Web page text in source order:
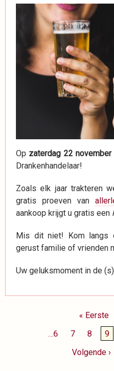
Op zaterdag 22 november
Drankenhandelaar!
Zoals elk jaar trakteren
gratis proeven van
aankoop krijgt u gratis een
Mis dit niet! Kom langs
gerust familie of vrienden
Uw geluksmoment in de
Eerste
pagina
« Eerste
Page
…6 Page
7 Page
8 9
Volgende
Volgende ›